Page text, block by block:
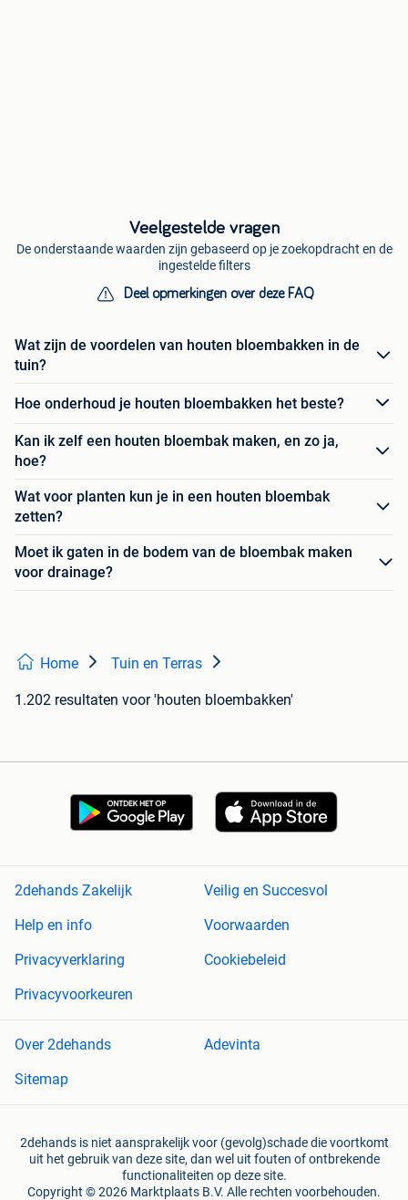
Veelgestelde vragen
De onderstaande waarden zijn gebaseerd op je zoekopdracht en de
ingestelde filters
Deel opmerkingen over deze FAQ
Wat zijn de voordelen van houten bloembakken in de
tuin?
Hoe onderhoud je houten bloembakken het beste?
Kan ik zelf een houten bloembak maken, en zo ja,
hoe?
Wat voor planten kun je in een houten bloembak
zetten?
Moet ik gaten in de bodem van de bloembak maken
voor drainage?
Home Tuin en Terras
1.202 resultaten voor 'houten bloembakken'
2dehands Zakelijk
Veilig en Succesvol
Help en info
Voorwaarden
Privacyverklaring
Cookiebeleid
Privacyvoorkeuren
Over 2dehands
Adevinta
Sitemap
2dehands is niet aansprakelijk voor (gevolg)schade die voortkomt
uit het gebruik van deze site, dan wel uit fouten of ontbrekende
functionaliteiten op deze site.
Copyright © 2026 Marktplaats B.V. Alle rechten voorbehouden.